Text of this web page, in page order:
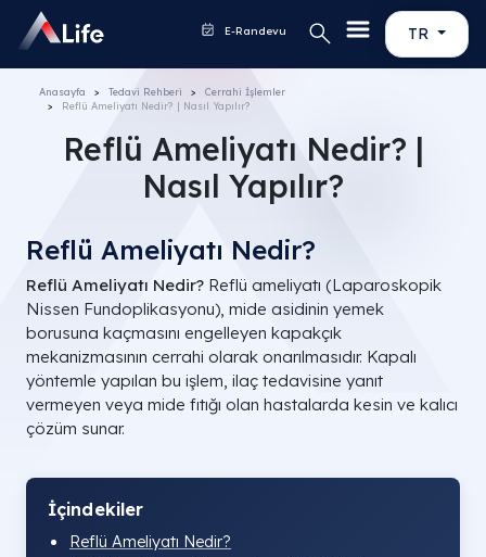
TR
E-Randevu
Anasayfa Tedavi Rehberi
Cerrahi İşlemler
Reflü Ameliyatı Nedir? | Nasıl Yapılır?
Reflü Ameliyatı Nedir? |
Nasıl Yapılır?
Reflü Ameliyatı Nedir?
Reflü Ameliyatı Nedir? Reflü ameliyatı (Laparoskopik
Nissen Fundoplikasyonu), mide asidinin yemek
borusuna kaçmasını engelleyen kapakçık
mekanizmasının cerrahi olarak onarılmasıdır. Kapalı
yöntemle yapılan bu işlem, ilaç tedavisine yanıt
vermeyen veya mide fıtığı olan hastalarda kesin ve kalıcı
çözüm sunar.
İçindekiler
Reflü Ameliyatı Nedir?